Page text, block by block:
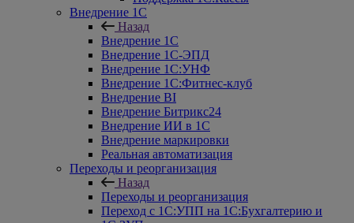
Внедрение 1С
Назад
Внедрение 1С
Внедрение 1С-ЭПД
Внедрение 1С:УНФ
Внедрение 1С:Фитнес-клуб
Внедрение BI
Внедрение Битрикс24
Внедрение ИИ в 1С
Внедрение маркировки
Реальная автоматизация
Переходы и реорганизация
Назад
Переходы и реорганизация
Переход с 1С:УПП на 1С:Бухгалтерию и